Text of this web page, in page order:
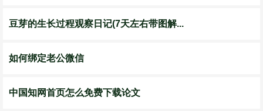
豆芽的生长过程观察日记(7天左右带图解...
如何绑定老公微信
中国知网首页怎么免费下载论文